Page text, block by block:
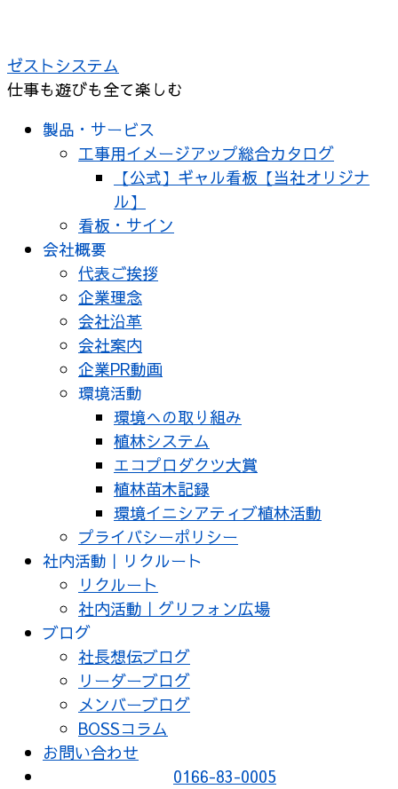
テ
ン
ゼストシステム
仕事も遊びも全て楽しむ
製品・サービス
工事用イメージアップ総合カタログ
【公式】ギャル看板【当社オリジナ
ル】
看板・サイン
会社概要
代表ご挨拶
企業理念
会社沿革
会社案内
企業PR動画
環境活動
環境への取り組み
植林システム
エコプロダクツ大賞
植林苗木記録
環境イニシアティブ植林活動
プライバシーポリシー
社内活動｜リクルート
リクルート
社内活動｜グリフォン広場
ブログ
社長想伝ブログ
リーダーブログ
メンバーブログ
BOSSコラム
お問い合わせ
0166-83-0005